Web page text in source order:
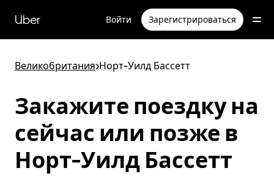
перейти
к
содержимому
Uber Войти Зарегистрироваться
Великобритания>Норт-Уилд Бассетт
Закажите поездку на
сейчас или позже в
Норт-Уилд Бассетт